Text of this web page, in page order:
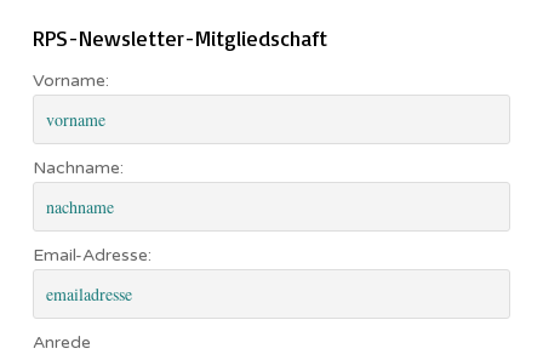
RPS-Newsletter-Mitgliedschaft
Vorname:
Nachname:
Email-Adresse:
Anrede